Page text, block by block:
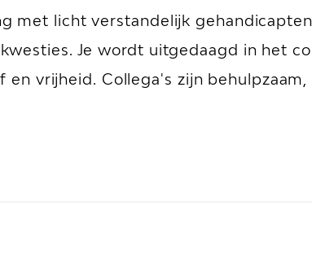
met licht verstandelijk
Je wordt uitgedaagd in het
vrijheid. Collega's zijn